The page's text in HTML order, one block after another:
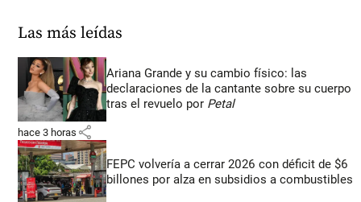
Las más leídas
Ariana Grande y su cambio físico: las
declaraciones de la cantante sobre su cuerpo
tras el revuelo por Petal
hace 3 horas share
FEPC volvería a cerrar 2026 con déficit de $6
billones por alza en subsidios a combustibles